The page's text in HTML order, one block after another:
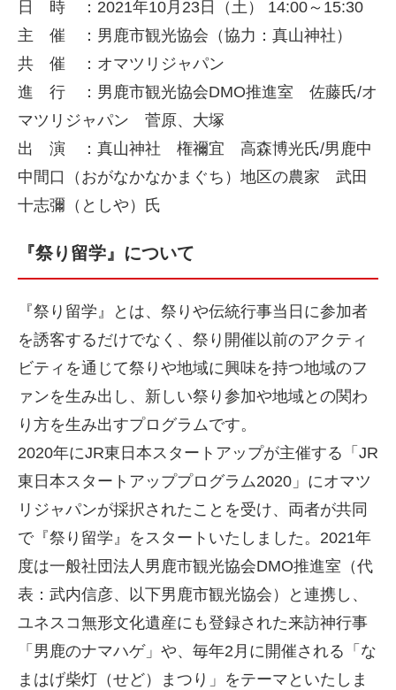
日 時 ：2021年10月23日（土） 14:00～15:30
主 催 ：男鹿市観光協会（協力：真山神社）
共 催 ：オマツリジャパン
進 行 ：男鹿市観光協会DMO推進室 佐藤氏/オ
マツリジャパン 菅原、大塚
出 演 ：真山神社 権禰宜 高森博光氏/男鹿中
中間口（おがなかなかまぐち）地区の農家 武田
十志彌（としや）氏
『祭り留学』について
『祭り留学』とは、祭りや伝統行事当日に参加者
を誘客するだけでなく、祭り開催以前のアクティ
ビティを通じて祭りや地域に興味を持つ地域のフ
ァンを生み出し、新しい祭り参加や地域との関わ
り方を生み出すプログラムです。
2020年にJR東日本スタートアップが主催する「JR
東日本スタートアッププログラム2020」にオマツ
リジャパンが採択されたことを受け、両者が共同
で『祭り留学』をスタートいたしました。2021年
度は一般社団法人男鹿市観光協会DMO推進室（代
表：武内信彦、以下男鹿市観光協会）と連携し、
ユネスコ無形文化遺産にも登録された来訪神行事
「男鹿のナマハゲ」や、毎年2月に開催される「な
まはげ柴灯（せど）まつり」をテーマといたしま